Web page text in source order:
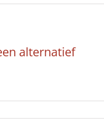
alternatief